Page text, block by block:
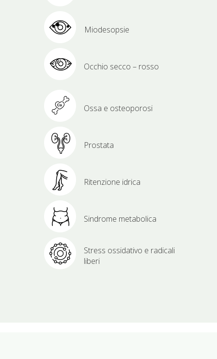
Miodesopsie
Occhio secco – rosso
Ossa e osteoporosi
Prostata
Ritenzione idrica
Sindrome metabolica
Stress ossidativo e radicali
liberi